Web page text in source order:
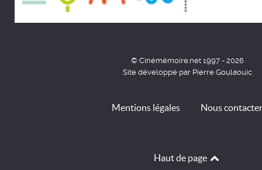
© Cinémémoire.net 1997 - 2026
Site développé par Pierre Goulaouic
Mentions légales Nous contacter
Haut de page